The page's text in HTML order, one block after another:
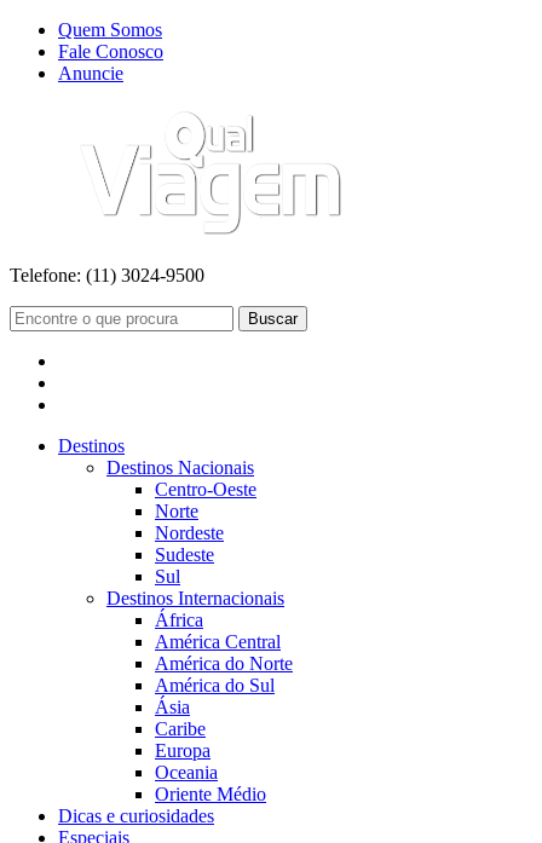
Quem Somos
Fale Conosco
Anuncie
Telefone: (11) 3024-9500
Buscar
Destinos
Destinos Nacionais
Centro-Oeste
Norte
Nordeste
Sudeste
Sul
Destinos Internacionais
África
América Central
América do Norte
América do Sul
Ásia
Caribe
Europa
Oceania
Oriente Médio
Dicas e curiosidades
Especiais